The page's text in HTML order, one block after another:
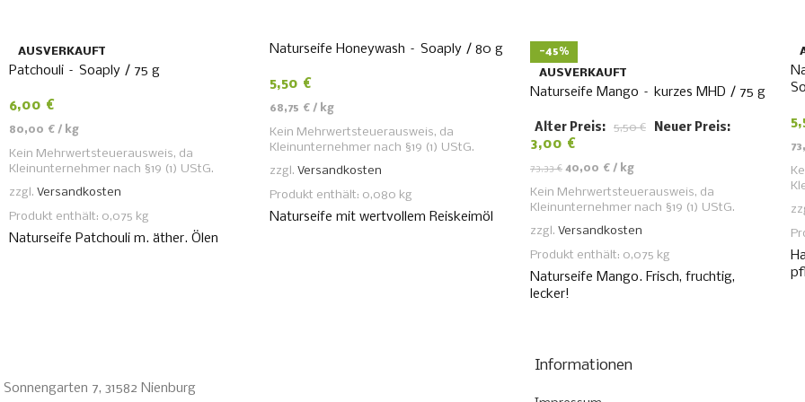
AUSVERKAUFT
Patchouli – Soaply / 75 g
6,00 €
80,00 € / kg
Kein Mehrwertsteuerausweis, da
Kleinunternehmer nach §19 (1) UStG.
zzgl. Versandkosten
Produkt enthält: 0,075 kg
Naturseife Patchouli m. äther. Ölen
Naturseife Honeywash – Soaply / 80 g
5,50 €
68,75 € / kg
Kein Mehrwertsteuerausweis, da
Kleinunternehmer nach §19 (1) UStG.
zzgl. Versandkosten
Produkt enthält: 0,080 kg
Naturseife mit wertvollem Reiskeimöl
-45%
AUSVERKAUFT
Naturseife Mango – kurzes MHD / 75 g
Alter Preis: 5,50€ Neuer Preis:
3,00 €
73,33€ 40,00 € / kg
Kein Mehrwertsteuerausweis, da
Kleinunternehmer nach §19 (1) UStG.
zzgl. Versandkosten
Produkt enthält: 0,075 kg
Naturseife Mango. Frisch, fruchtig,
lecker!
Sonnengarten 7, 31582 Nienburg
Informationen